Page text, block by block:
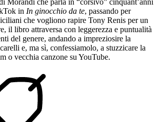
Morandi che parla in “corsivo” cinquant’anni
in In ginocchio da te, passando per
che vogliono rapire Tony Renis per un
il libro attraversa con leggerezza e puntualità
del genere, andando a impreziosire la
e, ma sì, confessiamolo, a stuzzicare la
o vecchia canzone su YouTube.